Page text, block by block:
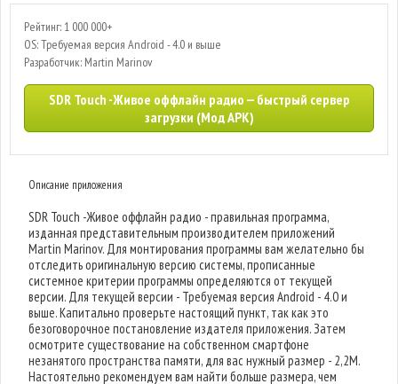
Рейтинг: 1 000 000+
OS: Требуемая версия Android - 4.0 и выше
Разработчик: Martin Marinov
SDR Touch -Живое оффлайн радио — быстрый сервер
загрузки (Мод APK)
Описание приложения
SDR Touch -Живое оффлайн радио - правильная программа,
изданная представительным производителем приложений
Martin Marinov. Для монтирования программы вам желательно бы
отследить оригинальную версию системы, прописанные
системное критерии программы определяются от текущей
версии. Для текущей версии - Требуемая версия Android - 4.0 и
выше. Капитально проверьте настоящий пункт, так как это
безоговорочное постановление издателя приложения. Затем
осмотрите существование на собственном смартфоне
незанятого пространства памяти, для вас нужный размер - 2,2M.
Настоятельно рекомендуем вам найти больше размера, чем